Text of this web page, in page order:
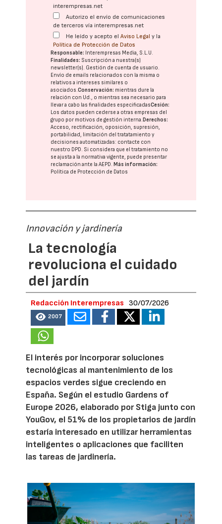
interempresas.net
Autorizo el envío de comunicaciones
de terceros vía interempresas.net
He leído y acepto elAviso Legal y la
Política de Protección de Datos
Responsable: Interempresas Media, S.L.U.
Finalidades: Suscripción a nuestra(s)
newsletter(s). Gestión de cuenta de usuario.
Envío de emails relacionados con la misma o
relativos a intereses similares o
asociados.Conservación: mientras dure la
relación con Ud., o mientras sea necesario para
llevar a cabo las finalidades especificadasCesión:
Los datos pueden cederse a otras empresas del
grupo por motivos de gestión interna. Derechos:
Acceso, rectificación, oposición, supresión,
portabilidad, limitación del tratatamiento y
decisiones automatizadas: contacte con
nuestro DPD. Si considera que el tratamiento no
se ajusta a la normativa vigente, puede presentar
reclamación ante laAEPD. Más información:
Política de Protección de Datos
Innovación y jardinería
La tecnología
revoluciona el cuidado
del jardín
Redacción Interempresas 30/07/2026
2007
El interés por incorporar soluciones
tecnológicas al mantenimiento de los
espacios verdes sigue creciendo en
España. Según el estudio Gardens of
Europe 2026, elaborado por Stiga junto con
YouGov, el 51% de los propietarios de jardín
estaría interesado en utilizar herramientas
inteligentes o aplicaciones que faciliten
las tareas de jardinería.